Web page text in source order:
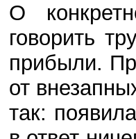
О
говорить
прибыли.
от
так: